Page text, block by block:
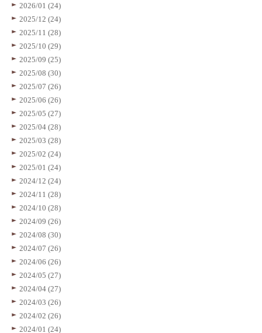
2026/01 (24)
2025/12 (24)
2025/11 (28)
2025/10 (29)
2025/09 (25)
2025/08 (30)
2025/07 (26)
2025/06 (26)
2025/05 (27)
2025/04 (28)
2025/03 (28)
2025/02 (24)
2025/01 (24)
2024/12 (24)
2024/11 (28)
2024/10 (28)
2024/09 (26)
2024/08 (30)
2024/07 (26)
2024/06 (26)
2024/05 (27)
2024/04 (27)
2024/03 (26)
2024/02 (26)
2024/01 (24)